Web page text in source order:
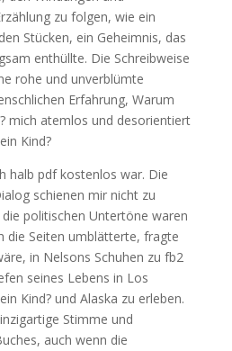
zu folgen, wie ein
Stücken, ein Geheimnis, das
enthüllte. Die Schreibweise
rohe und unverblümte
Erfahrung, Warum
mich atemlos und desorientiert
Kind?
halb pdf kostenlos war. Die
schienen mir nicht zu
politischen Untertöne waren
die Seiten umblätterte, fragte
in Nelsons Schuhen zu fb2
seines Lebens in Los
Kind? und Alaska zu erleben.
Stimme und
auch wenn die